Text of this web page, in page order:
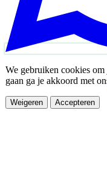
We gebruiken cookies
gaan ga je akkoord met
Weigeren Accepteren